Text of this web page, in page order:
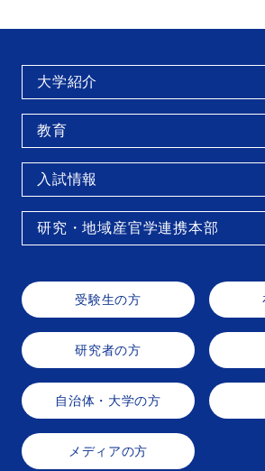
受験生の方
研究者の方
自治体・大学の方
メディアの方
大学紹介
教育
入試情報
研究・地域産官学連携本部